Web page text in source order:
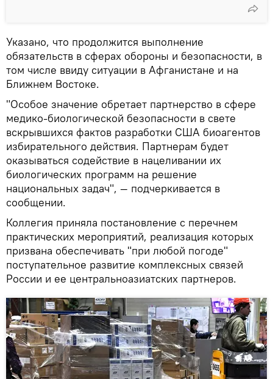
Указано, что продолжится выполнение
обязательств в сферах обороны и безопасности, в
том числе ввиду ситуации в Афганистане и на
Ближнем Востоке.
"Особое значение обретает партнерство в сфере
медико-биологической безопасности в свете
вскрывшихся фактов разработки США биоагентов
избирательного действия. Партнерам будет
оказываться содействие в нацеливании их
биологических программ на решение
национальных задач", — подчеркивается в
сообщении.
Коллегия приняла постановление с перечнем
практических мероприятий, реализация которых
призвана обеспечивать "при любой погоде"
поступательное развитие комплексных связей
России и ее центральноазиатских партнеров.